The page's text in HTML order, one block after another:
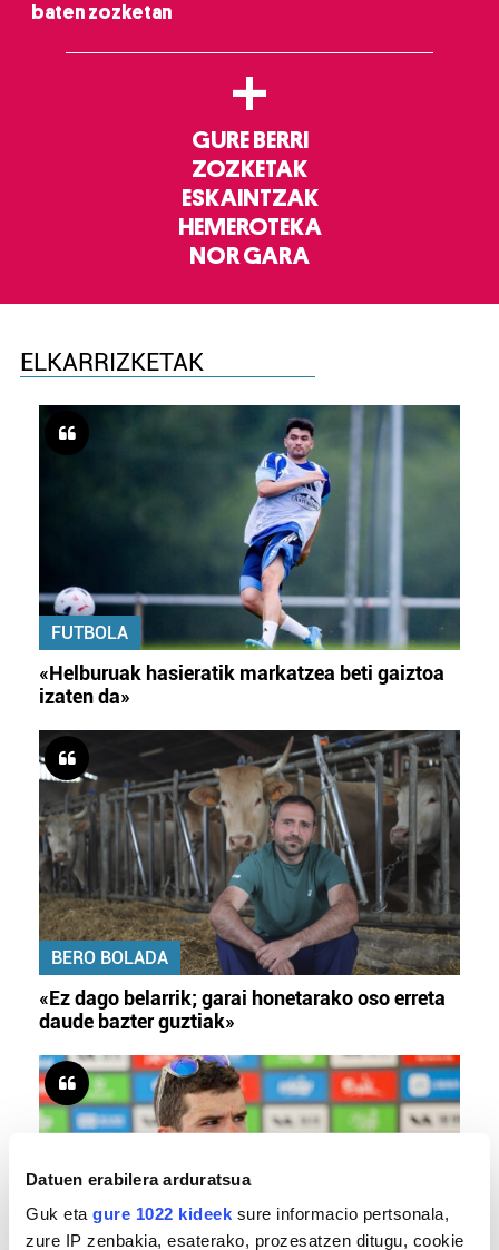
Datuen erabilera arduratsua
Guk eta gure 1022 kideek sure informacio pertsonala,
zure IP zenbakia, esaterako, prozesatzen ditugu, cookie
baten zozketan
+
GURE BERRI
ZOZKETAK
ESKAINTZAK
HEMEROTEKA
NOR GARA
ELKARRIZKETAK
FUTBOLA
«Helburuak hasieratik markatzea beti gaiztoa
izaten da»
BERO BOLADA
«Ez dago belarrik; garai honetarako oso erreta
daude bazter guztiak»